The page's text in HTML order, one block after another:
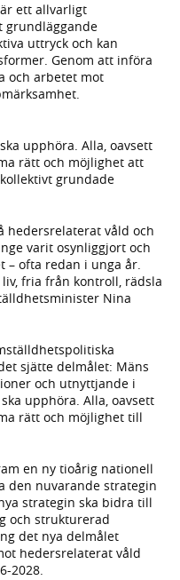
ett allvarligt
grundläggande
uttryck och kan
Genom att införa
och arbetet mot
upphöra. Alla, oavsett
rätt och möjlighet att
grundade
hedersrelaterat våld och
varit osynliggjort och
– ofta redan i unga år.
fria från kontroll, rädsla
Nina
sjätte delmålet: Mäns
och utnyttjande i
upphöra. Alla, oavsett
rätt och möjlighet till
en ny tioårig nationell
den nuvarande strategin
strategin ska bidra till
och strukturerad
det nya delmålet
hedersrelaterat våld
2028.